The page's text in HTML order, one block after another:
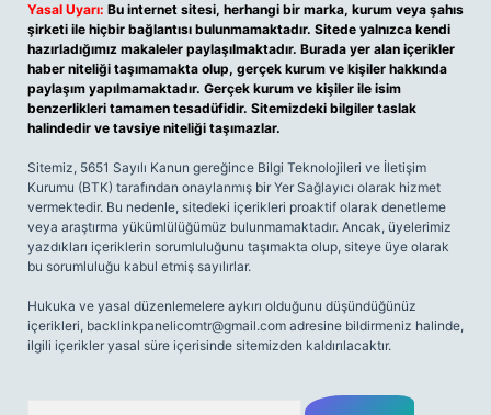
Yasal Uyarı: Bu internet sitesi, herhangi bir marka, kurum veya şahıs
şirketi ile hiçbir bağlantısı bulunmamaktadır. Sitede yalnızca kendi
hazırladığımız makaleler paylaşılmaktadır. Burada yer alan içerikler
haber niteliği taşımamakta olup, gerçek kurum ve kişiler hakkında
paylaşım yapılmamaktadır. Gerçek kurum ve kişiler ile isim
benzerlikleri tamamen tesadüfidir. Sitemizdeki bilgiler taslak
halindedir ve tavsiye niteliği taşımazlar.
Sitemiz, 5651 Sayılı Kanun gereğince Bilgi Teknolojileri ve İletişim
Kurumu (BTK) tarafından onaylanmış bir Yer Sağlayıcı olarak hizmet
vermektedir. Bu nedenle, sitedeki içerikleri proaktif olarak denetleme
veya araştırma yükümlülüğümüz bulunmamaktadır. Ancak, üyelerimiz
yazdıkları içeriklerin sorumluluğunu taşımakta olup, siteye üye olarak
bu sorumluluğu kabul etmiş sayılırlar.
Hukuka ve yasal düzenlemelere aykırı olduğunu düşündüğünüz
içerikleri, backlinkpanelicomtr@gmail.com adresine bildirmeniz halinde,
ilgili içerikler yasal süre içerisinde sitemizden kaldırılacaktır.